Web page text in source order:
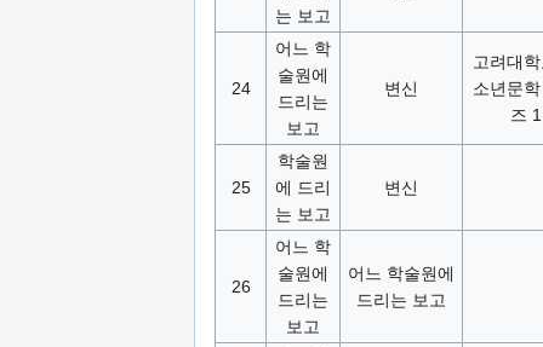
는 보고
24
어느 학
술원에
드리는
보고
변신
고려대
소년문
즈 1
25
학술원
에 드리
는 보고
변신
26
어느 학
술원에
드리는
보고
어느 학술원에
드리는 보고